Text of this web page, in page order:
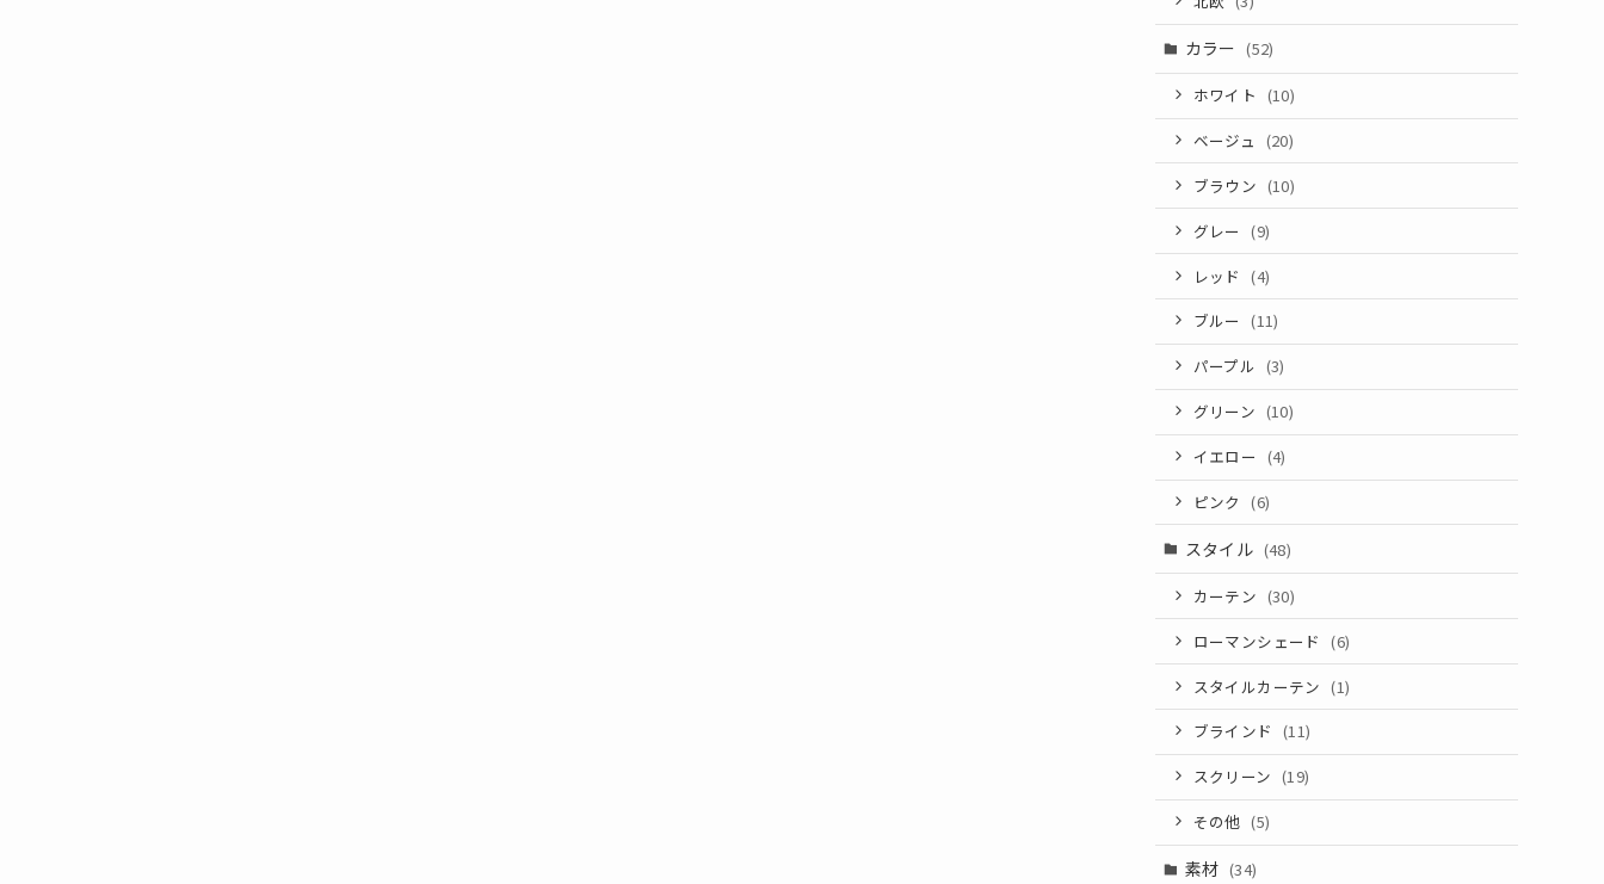
カラー (52)
ホワイト (10)
ベージュ (20)
ブラウン (10)
グレー (9)
レッド (4)
ブルー (11)
パープル (3)
グリーン (10)
イエロー (4)
ピンク (6)
スタイル (48)
カーテン (30)
ローマンシェード (6)
スタイルカーテン (1)
ブラインド (11)
スクリーン (19)
その他 (5)
素材 (34)